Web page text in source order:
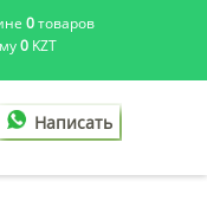
0товаров
0KZT
Написать